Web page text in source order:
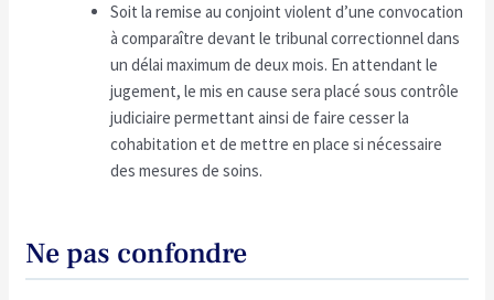
Soit la remise au conjoint violent d’une convocation
à comparaître devant le tribunal correctionnel dans
un délai maximum de deux mois. En attendant le
jugement, le mis en cause sera placé sous contrôle
judiciaire permettant ainsi de faire cesser la
cohabitation et de mettre en place si nécessaire
des mesures de soins.
Ne pas confondre